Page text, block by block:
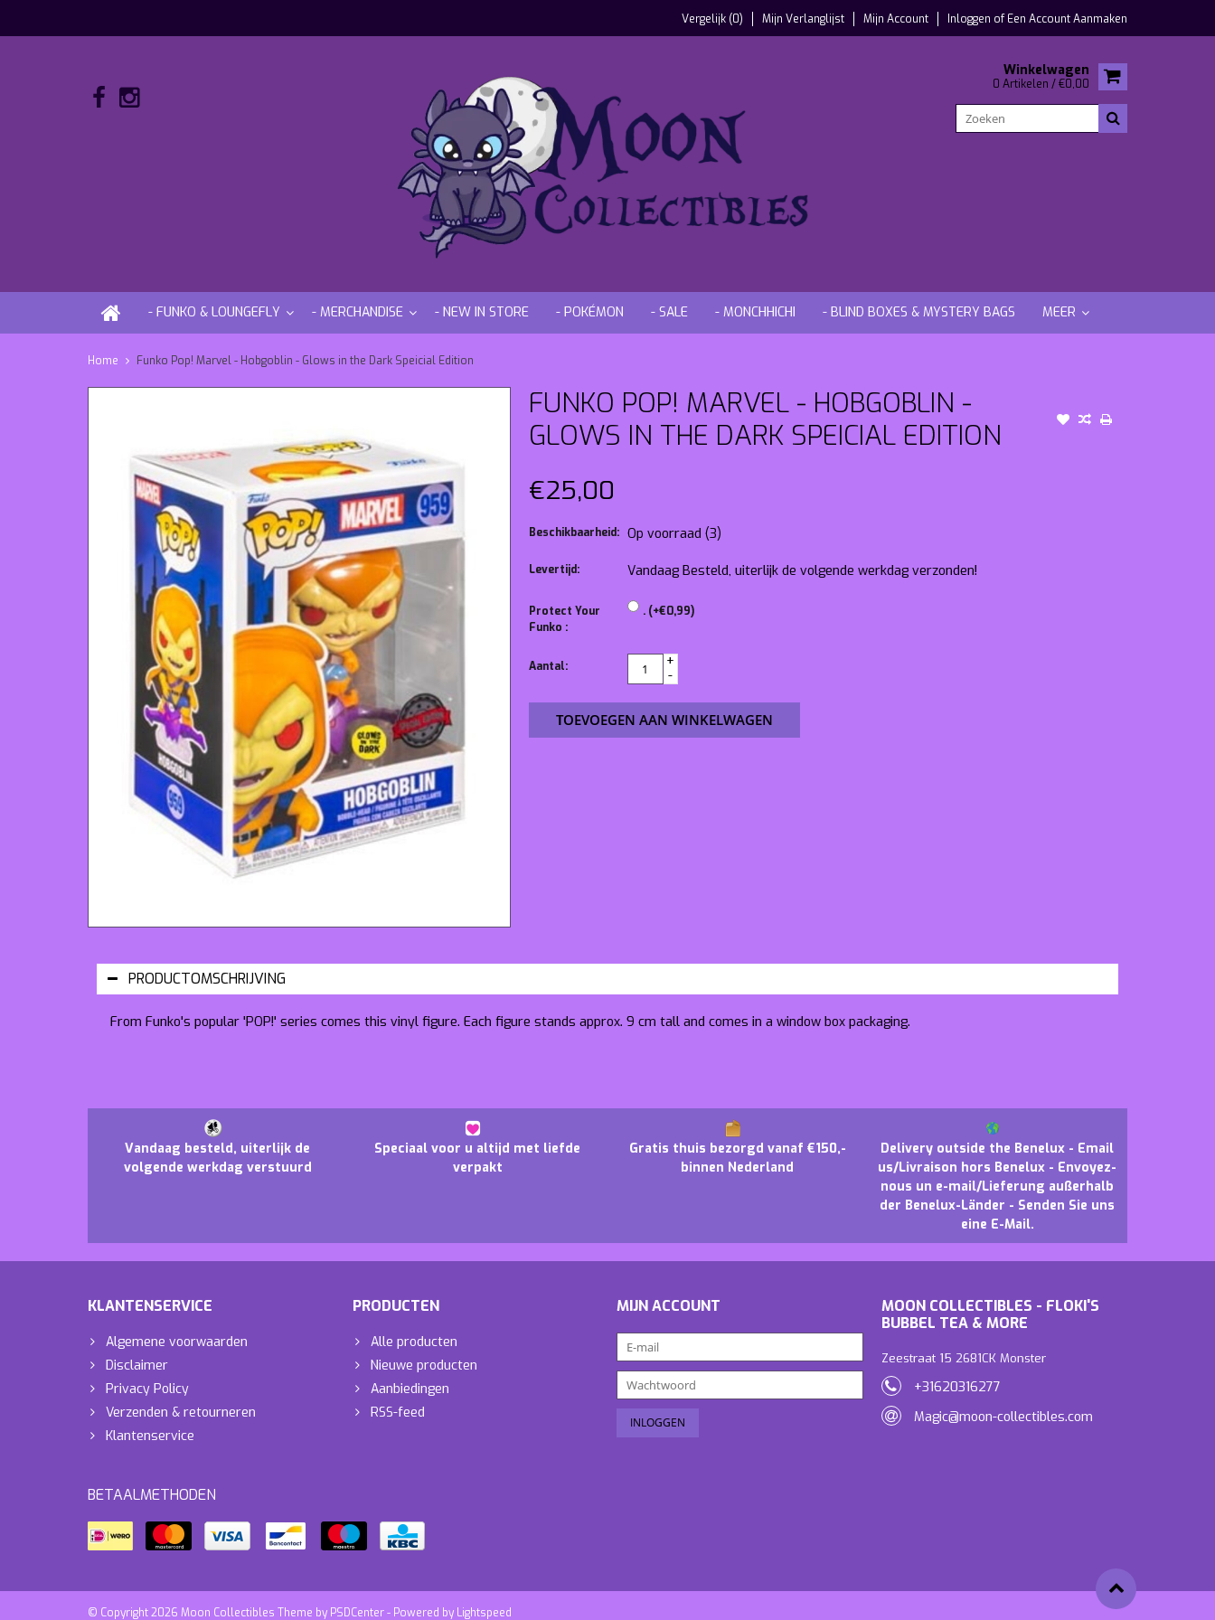
Vergelijk (0) Mijn Verlanglijst Mijn Account Inloggen ofEen Account Aanmaken
Winkelwagen
0 Artikelen / €0,00
- FUNKO & LOUNGEFLY - MERCHANDISE - NEW IN STORE - POKÉMON - SALE - MONCHHICHI - BLIND BOXES & MYSTERY BAGS MEER
Home Funko Pop! Marvel - Hobgoblin - Glows in the Dark Speicial Edition
FUNKO POP! MARVEL - HOBGOBLIN -
GLOWS IN THE DARK SPEICIAL EDITION
€25,00
Beschikbaarheid: Op voorraad (3)
Levertijd: Vandaag Besteld, uiterlijk de volgende werkdag verzonden!
Protect Your
Funko :
. (+€0,99)
Aantal:
+
-
TOEVOEGEN AAN WINKELWAGEN
PRODUCTOMSCHRIJVING
From Funko's popular 'POP!' series comes this vinyl figure. Each figure stands approx. 9 cm tall and comes in a window box packaging.
Vandaag besteld, uiterlijk de
volgende werkdag verstuurd
Speciaal voor u altijd met liefde
verpakt
Gratis thuis bezorgd vanaf €150,-
binnen Nederland
Delivery outside the Benelux - Email
us/Livraison hors Benelux - Envoyez-
nous un e-mail/Lieferung außerhalb
der Benelux-Länder - Senden Sie uns
eine E-Mail.
KLANTENSERVICE
Algemene voorwaarden
Disclaimer
Privacy Policy
Verzenden & retourneren
Klantenservice
PRODUCTEN
Alle producten
Nieuwe producten
Aanbiedingen
RSS-feed
MIJN ACCOUNT
MOON COLLECTIBLES - FLOKI'S
BUBBEL TEA & MORE
Zeestraat 15 2681CK Monster
+31620316277
Magic@moon-collectibles.com
BETAALMETHODEN
© Copyright 2026 Moon Collectibles Theme by PSDCenter- Powered by Lightspeed